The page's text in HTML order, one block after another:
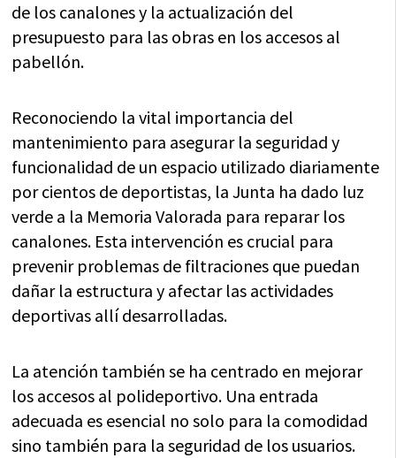
de los canalones y la actualización del
presupuesto para las obras en los accesos al
pabellón.
Reconociendo la vital importancia del
mantenimiento para asegurar la seguridad y
funcionalidad de un espacio utilizado diariamente
por cientos de deportistas, la Junta ha dado luz
verde a la Memoria Valorada para reparar los
canalones. Esta intervención es crucial para
prevenir problemas de filtraciones que puedan
dañar la estructura y afectar las actividades
deportivas allí desarrolladas.
La atención también se ha centrado en mejorar
los accesos al polideportivo. Una entrada
adecuada es esencial no solo para la comodidad
sino también para la seguridad de los usuarios.